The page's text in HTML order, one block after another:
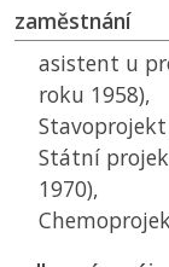
zaměstnání
asistent u
roku 1958),
Stavoprojekt
Státní
1970),